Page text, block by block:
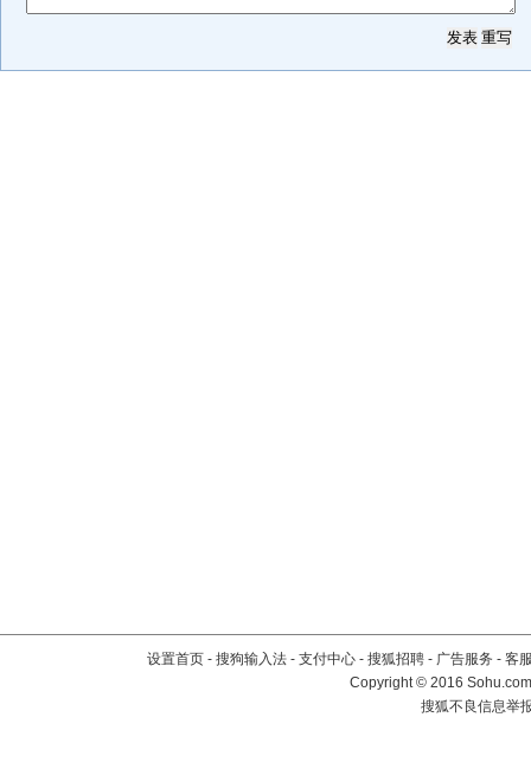
设置首页 - 搜狗输入法 - 支付中心 - 搜狐招聘 - 广告服务 - 客
Copyright©2016
搜狐不良信息举